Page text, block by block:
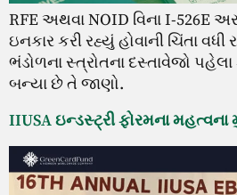
RFE અથવા NOID વિના I-526E
ઇનકાર કરી રહ્યું હોવાની ચિંતા વધી
ભંડોળના સ્ત્રોતના દસ્તાવેજો
બન્યા છે તે જાણો.
IIUSA ઇન્ડસ્ટ્રી ફોરમના મહત્વના